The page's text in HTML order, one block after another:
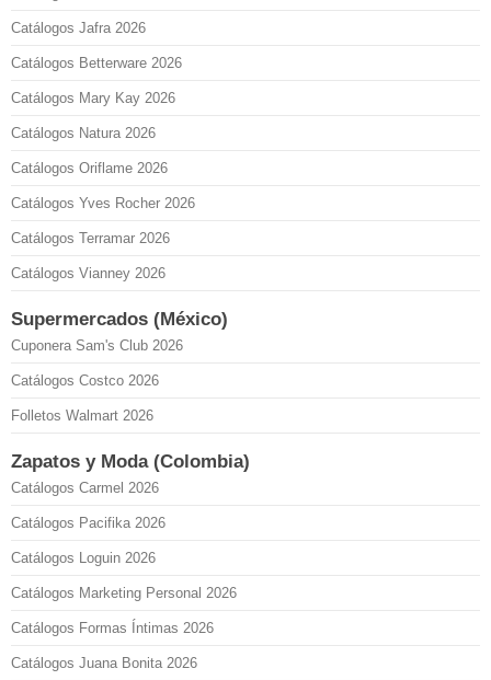
Catálogos Jafra 2026
Catálogos Betterware 2026
Catálogos Mary Kay 2026
Catálogos Natura 2026
Catálogos Oriflame 2026
Catálogos Yves Rocher 2026
Catálogos Terramar 2026
Catálogos Vianney 2026
Supermercados (México)
Cuponera Sam's Club 2026
Catálogos Costco 2026
Folletos Walmart 2026
Zapatos y Moda (Colombia)
Catálogos Carmel 2026
Catálogos Pacifika 2026
Catálogos Loguin 2026
Catálogos Marketing Personal 2026
Catálogos Formas Íntimas 2026
Catálogos Juana Bonita 2026